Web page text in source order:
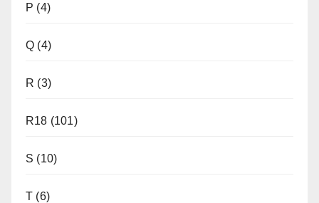
P (4)
Q (4)
R (3)
R18 (101)
S (10)
T (6)